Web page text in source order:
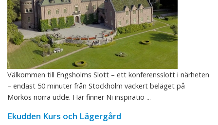
Välkommen till Engsholms Slott – ett konferensslott i närheten
– endast 50 minuter från Stockholm vackert beläget på
Mörkös norra udde. Här finner Ni inspiratio ...
Ekudden Kurs och Lägergård